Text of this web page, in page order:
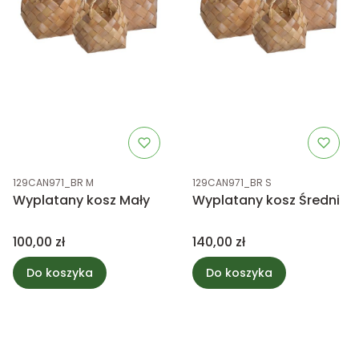
Kod produktu
129CAN971_BR M
Wyplatany kosz Mały
Cena
100,00 zł
Do koszyka
Kod produktu
129CAN971_BR S
Wyplatany kosz Średni
Cena
140,00 zł
Do koszyka